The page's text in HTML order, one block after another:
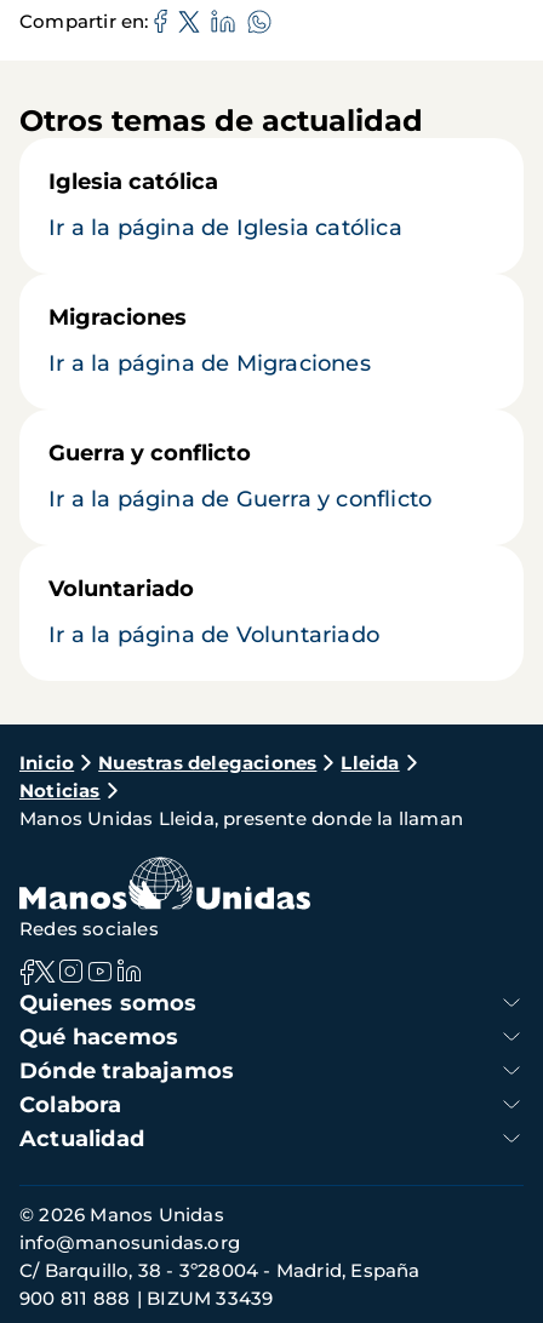
Compartir en
Otros temas de actualidad
Iglesia católica
Ir a la página de Iglesia católica
Migraciones
Ir a la página de Migraciones
Guerra y conflicto
Ir a la página de Guerra y conflicto
Voluntariado
Ir a la página de Voluntariado
Ruta
de
navegación
Inicio Nuestras delegaciones
Lleida
Noticias
Manos Unidas Lleida, presente donde la llaman
Navegación
principal
Quienes somos
Qué hacemos
Dónde trabajamos
Colabora
Actualidad
Redes sociales
Información
de
contacto
© 2026 Manos Unidas
C/ Barquillo, 38 - 3º28004 - Madrid, España
900 811 888
BIZUM 33439
info@manosunidas.org